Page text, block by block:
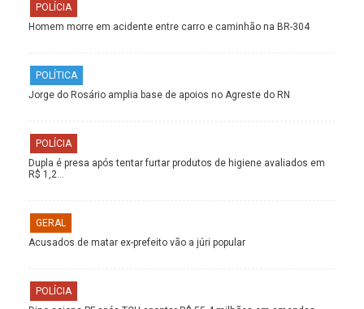
POLÍCIA
Homem morre em acidente entre carro e caminhão na BR-304
POLÍTICA
Jorge do Rosário amplia base de apoios no Agreste do RN
POLÍCIA
Dupla é presa após tentar furtar produtos de higiene avaliados em
R$ 1,2…
GERAL
Acusados de matar ex-prefeito vão a júri popular
POLÍCIA